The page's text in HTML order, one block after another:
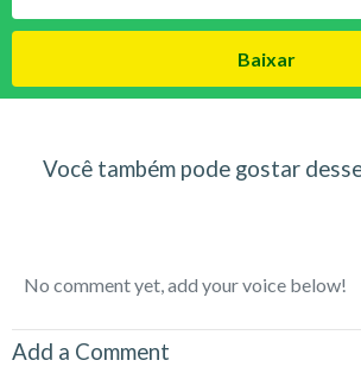
Baixar
Você também pode gostar
No comment yet, add your voice below!
Add a Comment